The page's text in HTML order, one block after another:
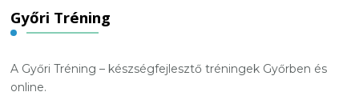
Győri Tréning
A Győri Tréning – készségfejlesztő tréningek Győrben és
online.